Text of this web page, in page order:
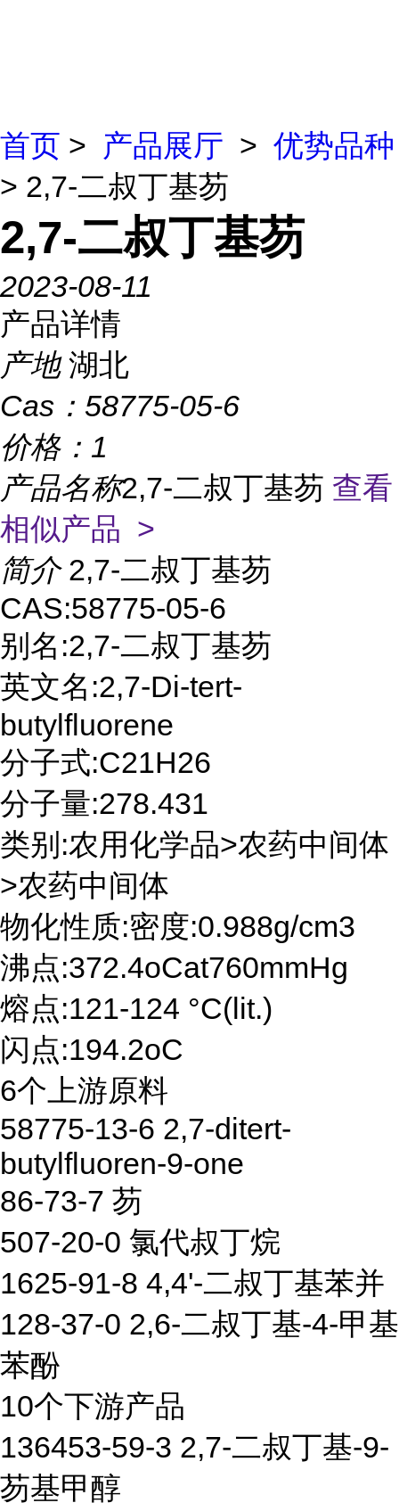
首页 > 产品展厅 > 优势品种
> 2,7-二叔丁基芴
2,7-二叔丁基芴
2023-08-11
产品详情
产地 湖北
Cas： 58775-05-6
价格： 1
产品名称2,7-二叔丁基芴 查看
相似产品 >
简介 2,7-二叔丁基芴
CAS:58775-05-6
别名:2,7-二叔丁基芴
英文名:2,7-Di-tert-
butylfluorene
分子式:C21H26
分子量:278.431
类别:农用化学品>农药中间体
>农药中间体
物化性质:密度:0.988g/cm3
沸点:372.4oCat760mmHg
熔点:121-124 °C(lit.)
闪点:194.2oC
6个上游原料
58775-13-6 2,7-ditert-
butylfluoren-9-one
86-73-7 芴
507-20-0 氯代叔丁烷
1625-91-8 4,4'-二叔丁基苯并
128-37-0 2,6-二叔丁基-4-甲基
苯酚
10个下游产品
136453-59-3 2,7-二叔丁基-9-
芴基甲醇